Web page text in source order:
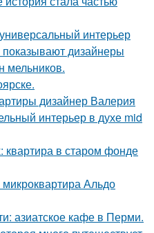
интерьер
дизайнеры
мельников.
дизайнер Валерия
интерьер в духе mid
квартира в старом фонде
Альдо
азиатское кафе в Перми.